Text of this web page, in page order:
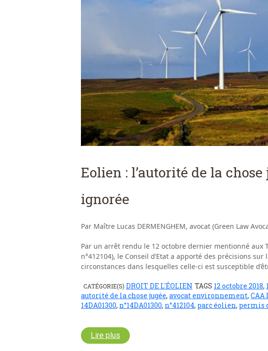
Eolien : l’autorité de la
ignorée
Par Maître Lucas DERMENGHEM, avocat (Green Law
Par un arrêt rendu le 12 octobre dernier mentionné aux
n°412104), le Conseil d’Etat a apporté des précisions
circonstances dans lesquelles celle-ci est susceptible
CATÉGORIE(S) DROIT DE L'ÉOLIEN TAGS 12 octobre 2018,
autorité de la chose jugée, avocat environnement, CAA
14DA01300, n°14DA01300, n°412104, parc éolien, permis
Lire plus